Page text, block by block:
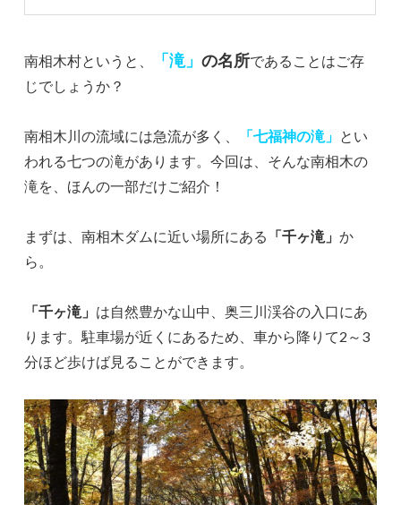
南相木村というと、 「滝」の名所であることはご存
じでしょうか？
南相木川の流域には急流が多く、 「七福神の滝」 とい
われる七つの滝があります。今回は、そんな南相木の
滝を、ほんの一部だけご紹介！
まずは、南相木ダムに近い場所にある 「千ヶ滝」か
ら。
「千ヶ滝」 は自然豊かな山中、奥三川渓谷の入口にあ
ります。駐車場が近くにあるため、車から降りて2～3
分ほど歩けば見ることができます。